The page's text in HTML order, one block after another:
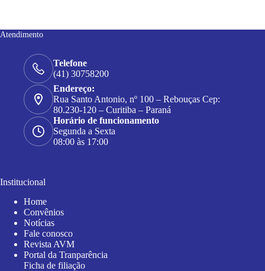
Atendimento
Telefone
(41) 30758200
Endereço:
Rua Santo Antonio, nº 100 – Rebouças Cep:
80.230-120 – Curitiba – Paraná
Horário de funcionamento
Segunda a Sexta
08:00 às 17:00
Institucional
Home
Convênios
Notícias
Fale conosco
Revista AVM
Portal da Tranparência
Ficha de filiação